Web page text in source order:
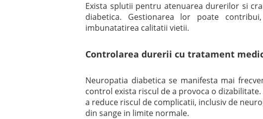
Exista splutii pentru atenuarea durerilor si
diabetica. Gestionarea lor poate
imbunatatirea calitatii vietii.
Controlarea durerii cu tratament
Neuropatia diabetica se manifesta mai
control exista riscul de a provoca o
a reduce riscul de complicatii, inclusiv de
din sange in limite normale.